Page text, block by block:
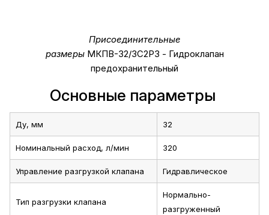
Присоединительные
размеры МКПВ-32/3С2Р3 - Гидроклапан
предохранительный
Основные параметры
Ду, мм 32
Номинальный расход, л/мин 320
Управление разгрузкой клапана Гидравлическое
Тип разгрузки клапана
Нормально-
разгруженный